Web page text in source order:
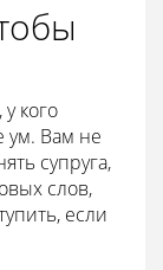
кого
ум. Вам не
супруга,
слов,
если